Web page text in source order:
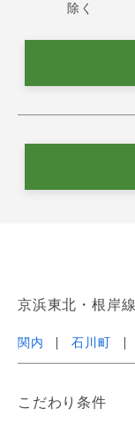
除く
京浜東北・根岸
関内 石川町
こだわり条件